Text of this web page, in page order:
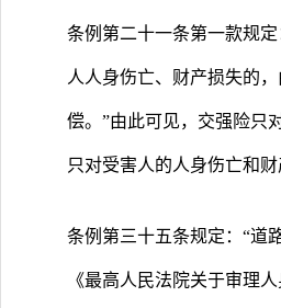
条例第二十一条第一款规
人人身伤亡、财产损失的
偿。”由此可见，交强险只
只对受害人的人身伤亡和
条例第三十五条规定：“道
《最高人民法院关于审理